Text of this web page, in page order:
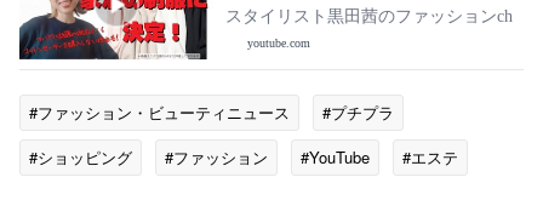
スタイリスト黒田茜のファッションch
youtube.com
#ファッション・ビューティニュース
#プチプラ
#ショッピング
#ファッション #YouTube #エステ